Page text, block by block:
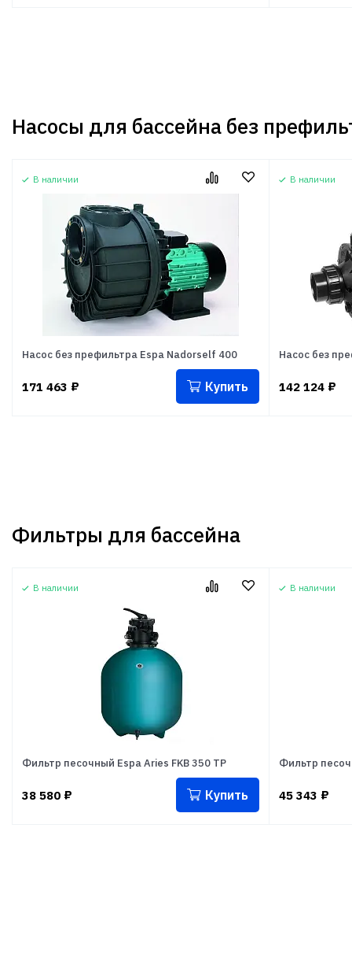
Насосы для бассейна без
В наличии
Насос без префильтра Espa Nadorself 400
171 463 ₽ Купить
В наличии
Насос без
142 124 ₽
Фильтры для бассейна
В наличии
Фильтр песочный Espa Aries FKB 350 TP
38 580 ₽ Купить
В наличии
Фильтр
45 343 ₽